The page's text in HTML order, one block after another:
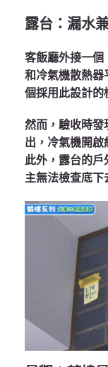
露台：漏水
客飯廳外接一個
和冷氣機散熱器
個採用此設計的
然而，驗收時發
出，冷氣機開啟
此外，露台的
主無法檢查底下